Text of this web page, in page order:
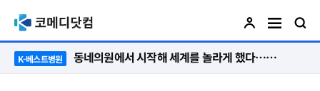
K-베스트병원 “절대 먼저 말하지 않아요. 대신 먼저 듣습니다”